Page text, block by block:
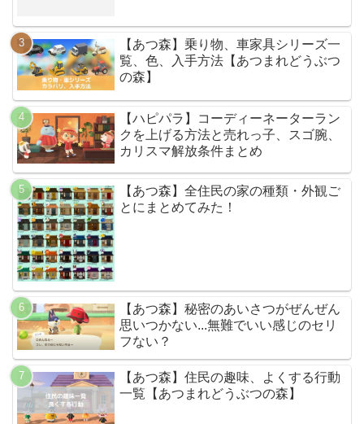
【あつ森】乗り物、車家具シリーズ一
覧、色、入手方法【あつまれどうぶつ
の森】
【ハピパラ】コーディーネーターラン
クを上げる方法と売れっ子、スゴ腕、
カリスマ解放条件まとめ
【あつ森】全住民の家の種類・外観ご
とにまとめてみた！
【あつ森】秘密のあいさつがぜんぜん
思いつかない...無難でいい感じのセリ
フない？
【あつ森】住民の趣味、よくする行動
一覧【あつまれどうぶつの森】